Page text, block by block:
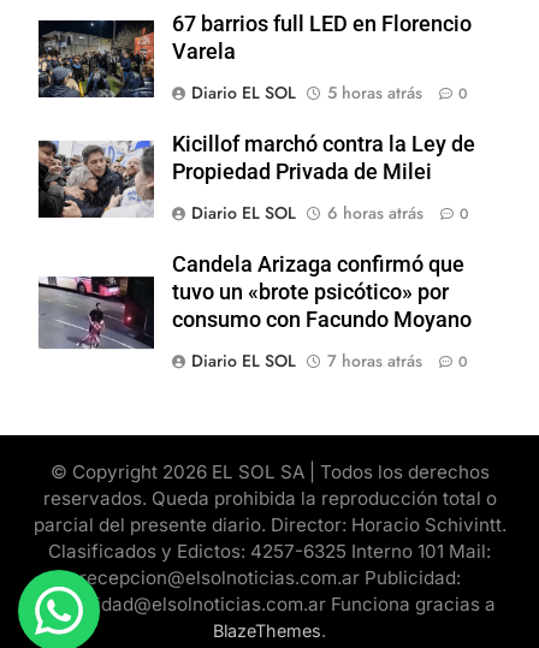
67 barrios full LED en Florencio
Varela
Diario EL SOL
5 horas atrás 0
Kicillof marchó contra la Ley de
Propiedad Privada de Milei
Diario EL SOL
6 horas atrás 0
Candela Arizaga confirmó que
tuvo un «brote psicótico» por
consumo con Facundo Moyano
Diario EL SOL
7 horas atrás 0
© Copyright 2026 EL SOL SA | Todos los derechos
reservados. Queda prohibida la reproducción total o
parcial del presente diario. Director: Horacio Schivintt.
Clasificados y Edictos: 4257-6325 Interno 101 Mail:
recepcion@elsolnoticias.com.ar Publicidad:
publicidad@elsolnoticias.com.ar Funciona gracias a
BlazeThemes.